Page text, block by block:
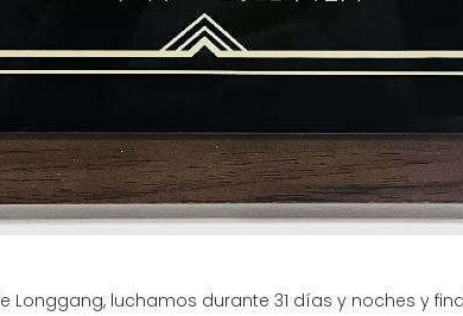
luchamos durante 31 días y noches y